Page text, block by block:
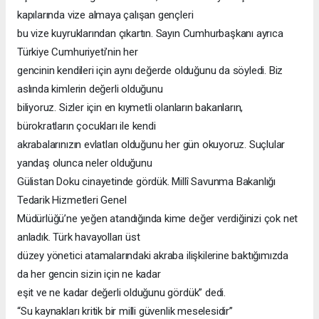
kapılarında vize almaya çalışan gençleri
bu vize kuyruklarından çıkartın. Sayın Cumhurbaşkanı ayrıca
Türkiye Cumhuriyeti’nin her
gencinin kendileri için aynı değerde olduğunu da söyledi. Biz
aslında kimlerin değerli olduğunu
biliyoruz. Sizler için en kıymetli olanların bakanların,
bürokratların çocukları ile kendi
akrabalarınızın evlatları olduğunu her gün okuyoruz. Suçlular
yandaş olunca neler olduğunu
Gülistan Doku cinayetinde gördük. Millî Savunma Bakanlığı
Tedarik Hizmetleri Genel
Müdürlüğü’ne yeğen atandığında kime değer verdiğinizi çok net
anladık. Türk havayolları üst
düzey yönetici atamalarındaki akraba ilişkilerine baktığımızda
da her gencin sizin için ne kadar
eşit ve ne kadar değerli olduğunu gördük” dedi.
“Su kaynakları kritik bir milli güvenlik meselesidir”